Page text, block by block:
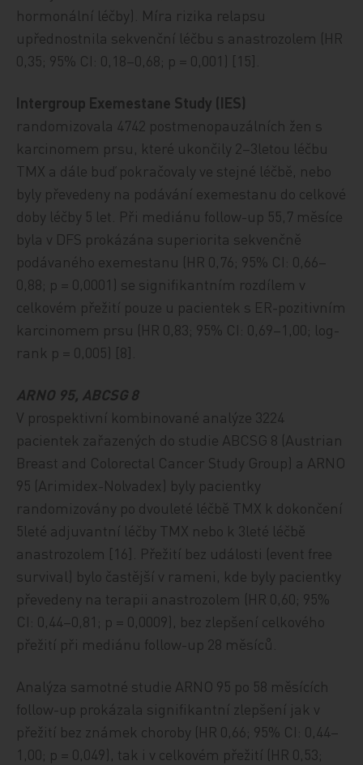
hormonální léčby). Míra rizika relapsu
upřednostnila sekvenční léčbu s anastrozolem (HR
0,35; 95% CI: 0,18–0,68; p = 0,001) [15].
Intergroup Exemestane Study (IES)
randomizovala 4742 postmenopauzálních žen s
karcinomem prsu, které ukončily 2–3letou léčbu
TMX a dále buď pokračovaly ve stejné léčbě, nebo
byly převedeny na podávání exemestanu do celkové
doby léčby 5 let. Při mediánu follow-up 55,7 měsíce
byla v DFS prokázána superiorita sekvenčně
podávaného exemestanu (HR 0,76; 95% CI: 0,66–
0,88; p = 0,0001) se signifikantním rozdílem v
celkovém přežití pouze u pacientek s ER-pozitivním
karcinomem prsu (HR 0,83; 95% CI: 0,69–1,00; log-
rank p = 0,005) [8].
ARNO 95, ABCSG 8
V prospektivní kombinované analýze 3224
pacientek zařazených do studie ABCSG 8 (Austrian
Breast and Colorectal Cancer Study Group) a ARNO
95 (Arimidex-Nolvadex) byly pacientky
randomizovány po dvouleté léčbě TMX k dokončení
5leté adjuvantní léčby TMX nebo k 3leté léčbě
anastrozolem [16]. Přežití bez události (event free
survival) bylo častější v rameni, kde byly pacientky
převedeny na terapii anastrozolem (HR 0,60; 95%
CI: 0,44–0,81; p = 0,0009), bez zlepšení celkového
přežití při mediánu follow-up 28 měsíců.
Analýza samotné studie ARNO 95 po 58 měsících
follow-up prokázala signifikantní zlepšení jak v
přežití bez známek choroby (HR 0,66; 95% CI: 0,44–
1,00; p = 0,049), tak i v celkovém přežití (HR 0,53;